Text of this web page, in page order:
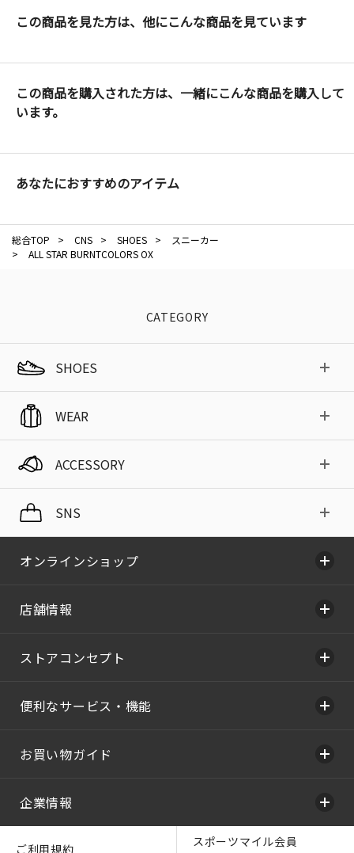
この商品を見た方は、他にこんな商品を見ています
この商品を購入された方は、一緒にこんな商品を購入して
います。
あなたにおすすめのアイテム
総合TOP > CNS > SHOES >
スニーカー
>
ALL STAR BURNTCOLORS OX
CATEGORY
SHOES
WEAR
ACCESSORY
SNS
オンラインショップ
店舗情報
ストアコンセプト
便利なサービス・機能
お買い物ガイド
企業情報
ご利用規約
スポーツマイル会員